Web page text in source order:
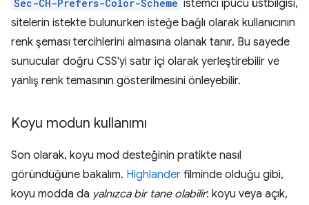
Sec-CH-Prefers-Color-Scheme istemci ipucu üstbilgisi,
sitelerin istekte bulunurken isteğe bağlı olarak kullanıcının
renk şeması tercihlerini almasına olanak tanır. Bu sayede
sunucular doğru CSS'yi satır içi olarak yerleştirebilir ve
yanlış renk temasının gösterilmesini önleyebilir.
Koyu modun kullanımı
Son olarak, koyu mod desteğinin pratikte nasıl
göründüğüne bakalım. Highlander filminde olduğu gibi,
koyu modda da yalnızca bir tane olabilir: koyu veya açık,